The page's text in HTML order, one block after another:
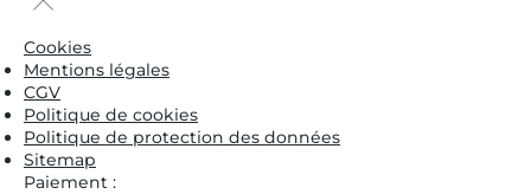
Cookies
Mentions légales
CGV
Politique de cookies
Politique de protection des données
Sitemap
Paiement :